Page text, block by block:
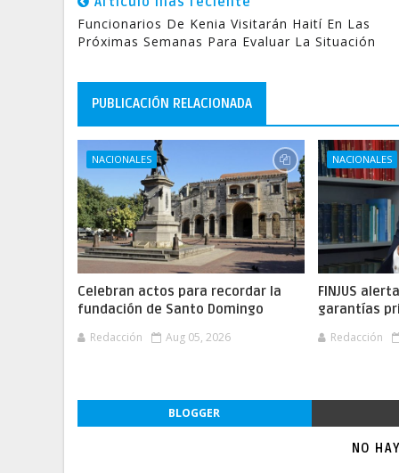
Funcionarios De Kenia Visitarán Haití En Las
Próximas Semanas Para Evaluar La Situación
PUBLICACIÓN RELACIONADA
NACIONALES
Celebran actos para recordar la
fundación de Santo Domingo
Redacción Aug 05, 2026
NACIONALES
FINJUS
garantías
Redacción
BLOGGER
NO